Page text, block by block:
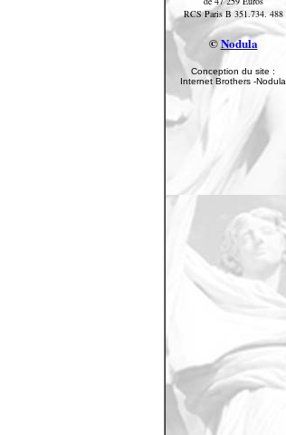
RCS Paris B 351.734. 488
©Nodula
Conception du site :
Internet Brothers -Nodula